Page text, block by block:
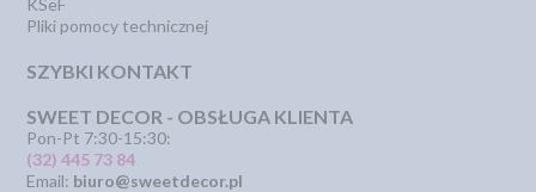
KSeF
Pliki pomocy technicznej
SZYBKI KONTAKT
SWEET DECOR - OBSŁUGA KLIENTA
Pon-Pt 7:30-15:30:
(32) 445 73 84
Email: biuro@sweetdecor.pl